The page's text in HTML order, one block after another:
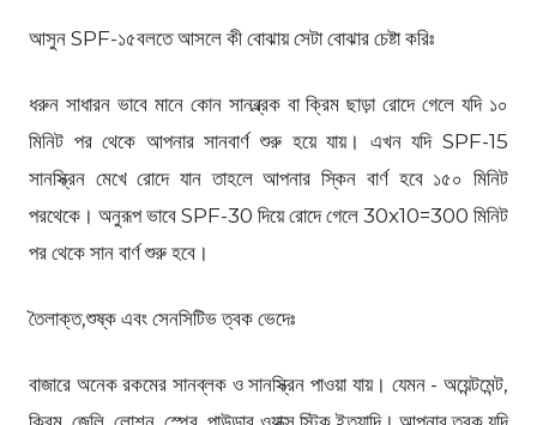
আসুন SPF-১৫বলতে আসলে কী বোঝায় সেটা বোঝার চেষ্টা করিঃ
ধরুন সাধারন ভাবে মানে কোন সানব্ল্রক বা ক্রিম ছাড়া রোদে গেলে যদি ১০
মিনিট পর থেকে আপনার সানবার্ণ শুরু হয়ে যায়। এখন যদি SPF-15
সানস্ক্রিন মেখে রোদে যান তাহলে আপনার স্কিন বার্ণ হবে ১৫০ মিনিট
পরথেকে। অনুরূপ ভাবে SPF-30 দিয়ে রোদে গেলে 30x10=300 মিনিট
পর থেকে সান বার্ণ শুরু হবে।
তৈলাক্ত,শুষ্ক এবং সেনসিটিভ ত্বক ভেদেঃ
বাজারে অনেক রকমের সানব্লক ও সানস্ক্রিন পাওয়া যায়। যেমন - অয়েন্টমেন্ট,